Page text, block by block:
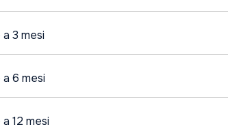
3 mesi
6 mesi
12 mesi